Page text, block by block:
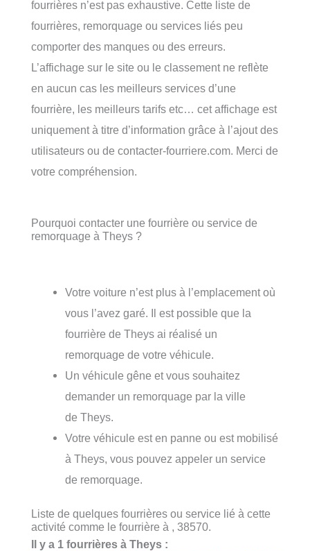
fourrières n’est pas exhaustive. Cette liste de
fourrières, remorquage ou services liés peu
comporter des manques ou des erreurs.
L’affichage sur le site ou le classement ne reflète
en aucun cas les meilleurs services d’une
fourrière, les meilleurs tarifs etc… cet affichage est
uniquement à titre d’information grâce à l’ajout des
utilisateurs ou de contacter-fourriere.com. Merci de
votre compréhension.
Pourquoi contacter une fourrière ou service de
remorquage à Theys ?
Votre voiture n’est plus à l’emplacement où
vous l’avez garé. Il est possible que la
fourrière de Theys ai réalisé un
remorquage de votre véhicule.
Un véhicule gêne et vous souhaitez
demander un remorquage par la ville
de Theys.
Votre véhicule est en panne ou est mobilisé
à Theys, vous pouvez appeler un service
de remorquage.
Liste de quelques fourrières ou service lié à cette
activité comme le fourrière à , 38570.
Il y a 1 fourrières à Theys :